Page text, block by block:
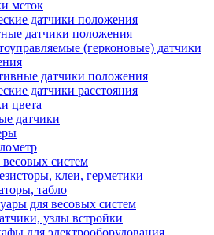
меток
датчики положения
датчики положения
(герконовые) датчики
датчики положения
датчики расстояния
цвета
датчики
систем
клеи, герметики
табло
для весовых систем
узлы встройки
для электрооборудования